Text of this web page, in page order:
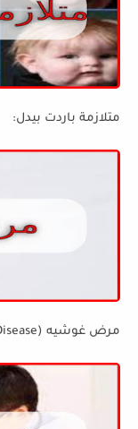
متلازمة باردت بيدل:
مرض غوشيه (Gaucher Disease)